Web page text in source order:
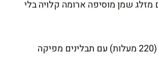
שמן מוסיפה ארומה קלויה בלי
אפייה בחום גבוה (220 מעלות) עם תבלינים מפיקה